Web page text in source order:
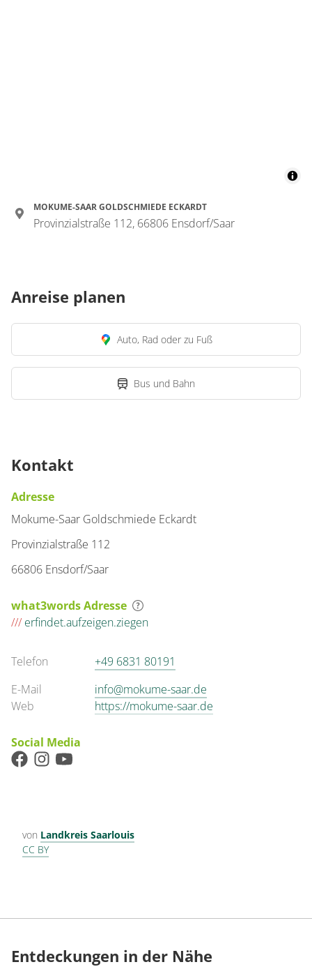
MOKUME-SAAR GOLDSCHMIEDE ECKARDT
Provinzialstraße 112, 66806 Ensdorf/Saar
Anreise planen
Auto, Rad oder zu Fuß
Bus und Bahn
Kontakt
Adresse
Mokume-Saar Goldschmiede Eckardt
Provinzialstraße 112
66806 Ensdorf/Saar
what3words Adresse
/// erfindet.aufzeigen.ziegen
Telefon
+49 6831 80191
E-Mail
info@mokume-saar.de
Web
https://mokume-saar.de
Social Media
von Landkreis Saarlouis
CC BY
Entdeckungen in der Nähe